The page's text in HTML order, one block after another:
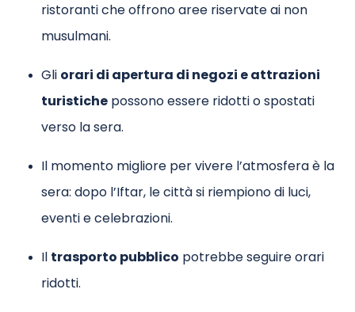
ristoranti che offrono aree riservate ai non
musulmani.
Gli orari di apertura di negozi e attrazioni
turistiche possono essere ridotti o spostati
verso la sera.
Il momento migliore per vivere l’atmosfera è la
sera: dopo l’Iftar, le città si riempiono di luci,
eventi e celebrazioni.
Il trasporto pubblico potrebbe seguire orari
ridotti.